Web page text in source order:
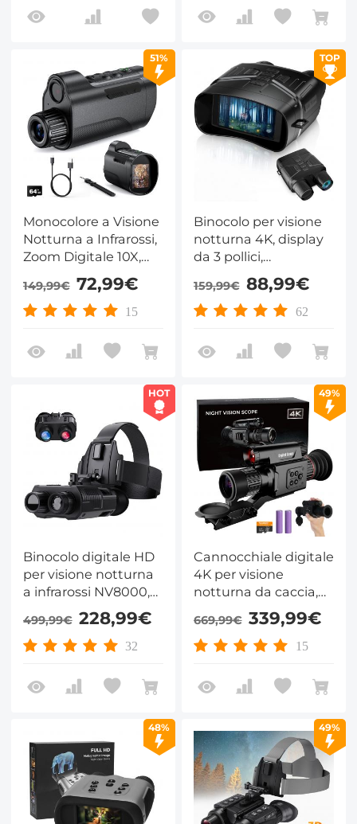
Scheda da 32GB,
Dimensioni Ridotte,
Osservazione della
Fauna Selvatica,
Kentfaith
51%
Monocolore a Visione
Notturna a Infrarossi,
Zoom Digitale 10X,
Visuale 800M,
Schermo 2in, Batteria
64GB 2000mAh
149,99€ 72,99€
15
TOP
Binocolo per visione
notturna 4K, display
da 3 pollici,
regolazione della
visione notturna a
infrarossi 7 stop, zoom
registrazione video e
scatto fotografico
159,99€ 88,99€
62
HOT
Binocolo digitale HD
per visione notturna
a infrarossi NV8000,
zoom digitale 4x,
distanza di visione di
300 m nel buio più
499,99€ 228,99€
32
49%
Cannocchiale digitale
4K per visione
notturna da caccia,
cannocchiale a
infrarossi con portata
300m, zoom 5–20X e
a calibrazione zero,
supporto max. 512GB,
669,99€ 339,99€
15
48% 49%